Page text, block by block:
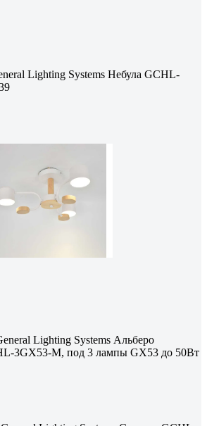
Lighting Systems Небула GCHL-
Lighting Systems Альберо
3GX53-M, под 3 лампы GX53 до 50Вт